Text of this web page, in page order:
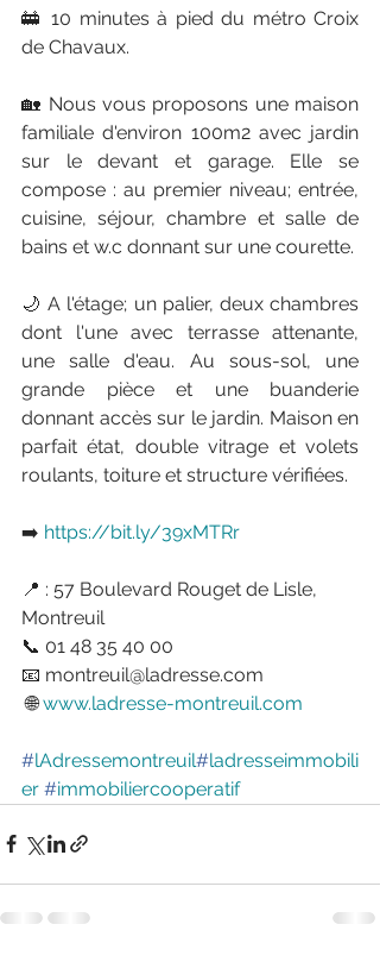
🚋 10 minutes à pied du métro Croix
de Chavaux.
🏡 Nous vous proposons une maison
familiale d'environ 100m2 avec jardin
sur le devant et garage. Elle se
compose : au premier niveau; entrée,
cuisine, séjour, chambre et salle de
bains et w.c donnant sur une courette.
🌙 A l'étage; un palier, deux chambres
dont l'une avec terrasse attenante,
une salle d'eau. Au sous-sol, une
grande pièce et une buanderie
donnant accès sur le jardin. Maison en
parfait état, double vitrage et volets
roulants, toiture et structure vérifiées.
➡️ https://bit.ly/39xMTRr
📍 : 57 Boulevard Rouget de Lisle,
Montreuil
📞 01 48 35 40 00
📧 montreuil@ladresse.com
🌐 www.ladresse-montreuil.com
#lAdressemontreuil#ladresseimmobili
er #immobiliercooperatif